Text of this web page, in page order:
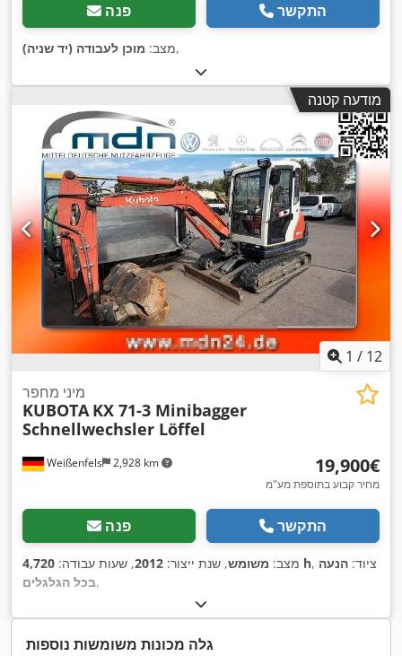
פנה התקשר
מצב: מוכן לעבודה (יד שניה) ,
מודעה קטנה
1 / 12
Weißenfels 2,928 km
מיני מחפר
KUBOTA KX 71-3 Minibagger
Schnellwechsler Löffel
‏19,900 ‏€
מחיר קבוע בתוספת מע"מ
פנה התקשר
מצב: משומש, שנת ייצור: 2012, שעות עבודה: 4,720 h , ציוד: הנעה
בכל הגלגלים,
גלה מכונות משומשות נוספות